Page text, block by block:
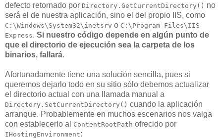
defecto retornado por Directory.GetCurrentDirectory() no
será el de nuestra aplicación, sino el del propio IIS, como
C:\Windows\System32\inetsrv o C:\Program Files\IIS
Express. Si nuestro código depende en algún punto de
que el directorio de ejecución sea la carpeta de los
binarios, fallará.
Afortunadamente tiene una solución sencilla, pues si
queremos dejarlo todo en su sitio sólo debemos actualizar
el directorio actual con una llamada manual a
Directory.SetCurrentDirectory() cuando la aplicación
arranque. Probablemente en muchos escenarios nos valga
con establecerlo al
ContentRootPath ofrecido por
IHostingEnvironment: